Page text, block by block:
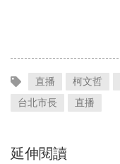
直播 柯文哲
台北市長
直播
延伸閱讀